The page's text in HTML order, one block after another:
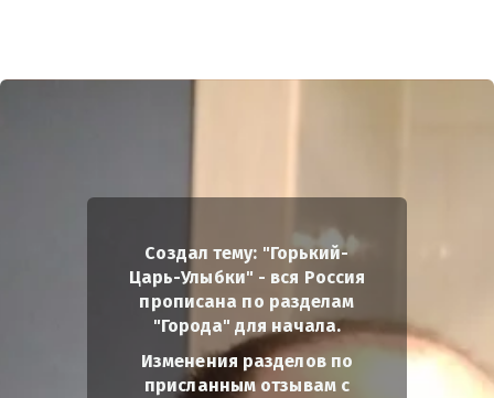
Создал тему: "Горький-
Царь-Улыбки" - вся Россия
прописана по разделам
"Города" для начала.
Изменения разделов по
присланным отзывам с